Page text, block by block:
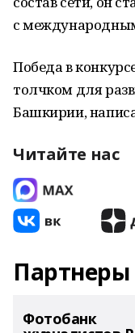
с
Победа в
толчком для
Башкирии,
Читайте нас
Партнеры
Фотобанк